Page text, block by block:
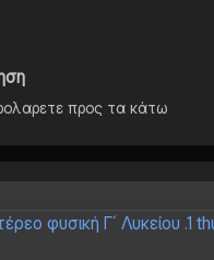
προς τα κάτω